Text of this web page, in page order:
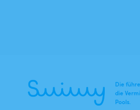
Die
die
Pools.